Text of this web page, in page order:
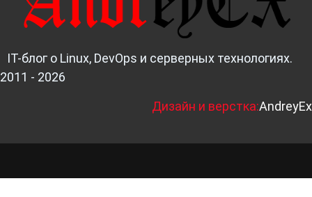
IT-блог о Linux, DevOps и серверных технологиях.
2011 - 2026
Дизайн и верстка:AndreyEx